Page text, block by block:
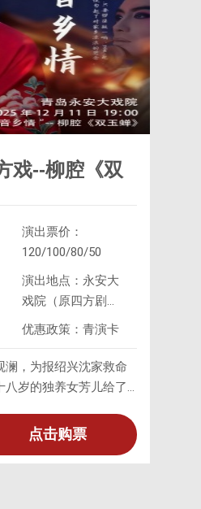
戏--柳腔《双
演出票价：
120/100/80/50
演出地点：永安大
戏院（原四方剧
院）
优惠政策：青演卡
澜，为报绍兴沈家救命
八岁的独养女芳儿给了
将梦霞托付曹家。面对
父亲和孤苦无依的襁褓
点击购票